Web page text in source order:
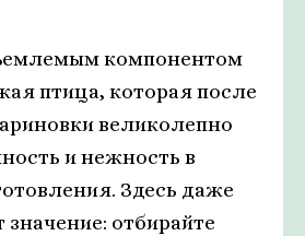
компонентом
птица, которая после
великолепно
и нежность в
Здесь даже
отбирайте